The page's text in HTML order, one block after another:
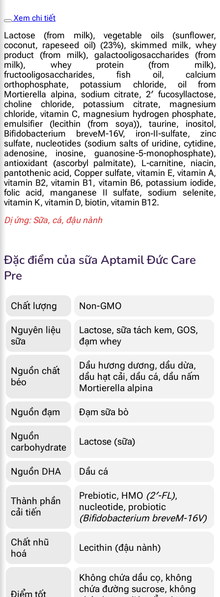
Xem chi tiết
Lactose (from milk), vegetable oils (sunflower,
coconut, rapeseed oil) (23%), skimmed milk, whey
product (from milk), galactooligosaccharides (from
milk), whey protein (from milk),
fructooligosaccharides, fish oil, calcium
orthophosphate, potassium chloride, oil from
Mortierella alpina, sodium citrate, 2′ fucosyllactose,
choline chloride, potassium citrate, magnesium
chloride, vitamin C, magnesium hydrogen phosphate,
emulsifier (lecithin (from soya)), taurine, inositol,
Bifidobacterium breveM-16V, iron-II-sulfate, zinc
sulfate, nucleotides (sodium salts of uridine, cytidine,
adenosine, inosine, guanosine-5-monophosphate),
antioxidant (ascorbyl palmitate), L-carnitine, niacin,
pantothenic acid, Copper sulfate, vitamin E, vitamin A,
vitamin B2, vitamin B1, vitamin B6, potassium iodide,
folic acid, manganese II sulfate, sodium selenite,
vitamin K, vitamin D, biotin, vitamin B12.
Dị ứng: Sữa, cá, đậu nành
Đặc điểm của sữa Aptamil Đức Care
Pre
Chất lượng Non-GMO
Nguyên liệu
sữa
Lactose, sữa tách kem, GOS,
đạm whey
Nguồn chất
béo
Dầu hương dương, dầu dừa,
dầu hạt cải, dầu cá, dầu nấm
Mortierella alpina
Nguồn đạm Đạm sữa bò
Nguồn
carbohydrate
Lactose (sữa)
Nguồn DHA Dầu cá
Thành phần
cải tiến
Prebiotic, HMO (2′-FL),
nucleotide, probiotic
(Bifidobacterium breveM-16V)
Chất nhũ
hoá
Lecithin (đậu nành)
Điểm tốt
Không chứa dầu cọ, không
chứa đường sucrose, không